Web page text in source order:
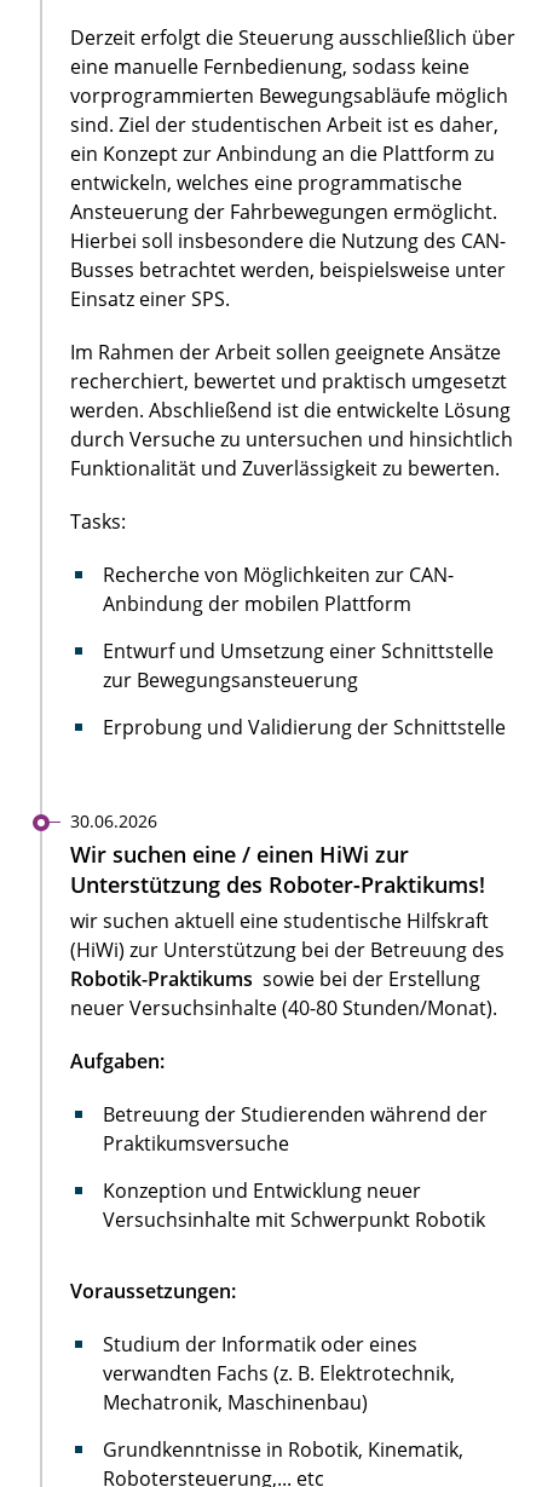
Derzeit erfolgt die Steuerung ausschließlich über
eine manuelle Fernbedienung, sodass keine
vorprogrammierten Bewegungsabläufe möglich
sind. Ziel der studentischen Arbeit ist es daher,
ein Konzept zur Anbindung an die Plattform zu
entwickeln, welches eine programmatische
Ansteuerung der Fahrbewegungen ermöglicht.
Hierbei soll insbesondere die Nutzung des CAN-
Busses betrachtet werden, beispielsweise unter
Einsatz einer SPS.
Im Rahmen der Arbeit sollen geeignete Ansätze
recherchiert, bewertet und praktisch umgesetzt
werden. Abschließend ist die entwickelte Lösung
durch Versuche zu untersuchen und hinsichtlich
Funktionalität und Zuverlässigkeit zu bewerten.
Tasks:
Recherche von Möglichkeiten zur CAN-
Anbindung der mobilen Plattform
Entwurf und Umsetzung einer Schnittstelle
zur Bewegungsansteuerung
Erprobung und Validierung der Schnittstelle
30.06.2026
Wir suchen eine / einen HiWi zur
Unterstützung des Roboter-Praktikums!
wir suchen aktuell eine studentische Hilfskraft
(HiWi) zur Unterstützung bei der Betreuung des
Robotik-Praktikums sowie bei der Erstellung
neuer Versuchsinhalte (40-80 Stunden/Monat).
Aufgaben:
Betreuung der Studierenden während der
Praktikumsversuche
Konzeption und Entwicklung neuer
Versuchsinhalte mit Schwerpunkt Robotik
Voraussetzungen:
Studium der Informatik oder eines
verwandten Fachs (z. B. Elektrotechnik,
Mechatronik, Maschinenbau)
Grundkenntnisse in Robotik, Kinematik,
Robotersteuerung,... etc